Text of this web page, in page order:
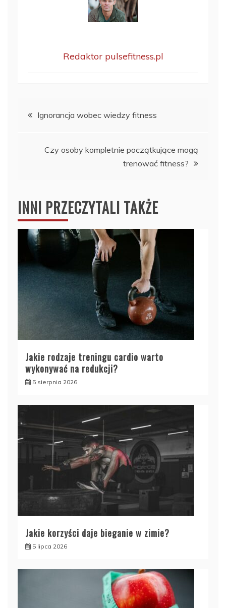
Redaktor pulsefitness.pl
Nawigacja
Ignorancja wobec wiedzy fitness
Czy osoby kompletnie początkujące mogą
trenować fitness?
INNI PRZECZYTALI TAKŻE
Jakie rodzaje treningu cardio warto
wykonywać na redukcji?
5 sierpnia 2026
Jakie korzyści daje bieganie w zimie?
5 lipca 2026